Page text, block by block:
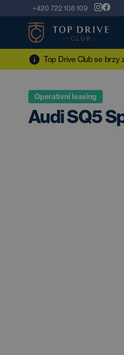
+420 722 108 109
Top Drive Club se brzy
Operativní leasing
Audi SQ5